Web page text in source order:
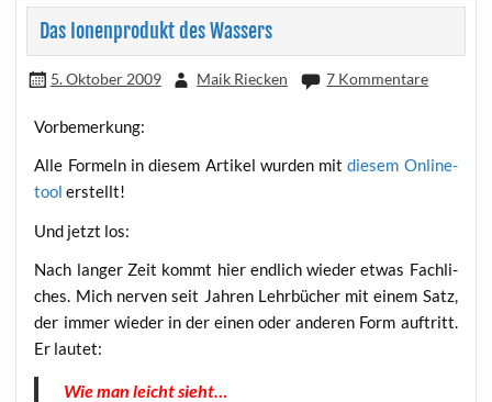
Das Ionenprodukt des Wassers
5. Oktober 2009 Maik Riecken 7 Kommentare
Vor­be­mer­kung:
Alle For­meln in die­sem Arti­kel wur­den mitdie­sem Online­
tool erstellt!
Und jetzt los:
Nach lan­ger Zeit kommt hier end­lich wie­der etwas Fach­li­
ches. Mich ner­ven seit Jah­ren Lehr­bü­cher mit einem Satz,
der immer wie­der in der einen oder ande­ren Form auf­tritt.
Er lautet:
Wie man leicht sieht…